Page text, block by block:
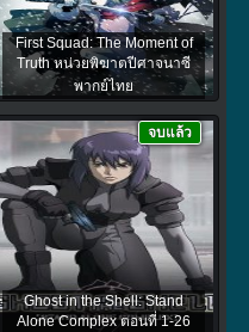
First Squad: The Moment of
Truth หน่วยพิฆาตปีศาจนาซี
พากย์ไทย
Ghost in the Shell: Stand
Alone Complex ตอนที่ 1-26
จบแล้ว